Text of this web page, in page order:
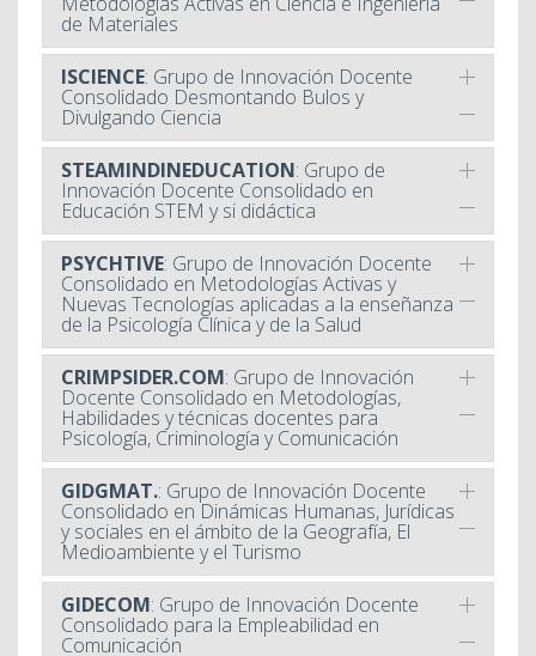
de Materiales
ISCIENCE: Grupo de Innovación Docente
Consolidado Desmontando Bulos y
Divulgando Ciencia
STEAMINDINEDUCATION: Grupo de
Innovación Docente Consolidado en
Educación STEM y si didáctica
PSYCHTIVE: Grupo de Innovación Docente
Consolidado en Metodologías Activas y
Nuevas Tecnologías aplicadas a la enseñanza
de la Psicología Clínica y de la Salud
CRIMPSIDER.COM: Grupo de Innovación
Docente Consolidado en Metodologías,
Habilidades y técnicas docentes para
Psicología, Criminología y Comunicación
GIDGMAT.: Grupo de Innovación Docente
Consolidado en Dinámicas Humanas, Jurídicas
y sociales en el ámbito de la Geografía, El
Medioambiente y el Turismo
GIDECOM: Grupo de Innovación Docente
Consolidado para la Empleabilidad en
Comunicación